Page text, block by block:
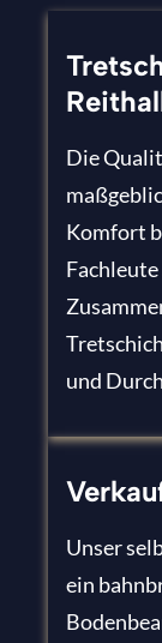
Die
Komfort
und
Unser
ein